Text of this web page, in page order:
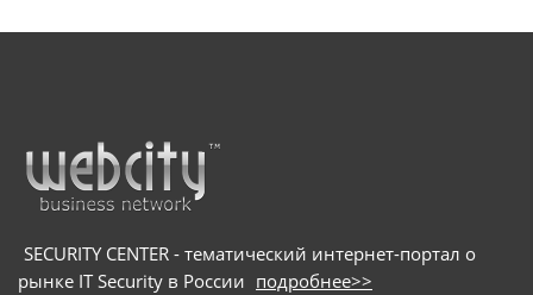
SECURITY CENTER - тематический интернет-портал о
рынке IT Security в России подробнее>>